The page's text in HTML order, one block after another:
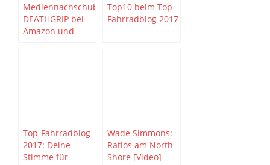
Mediennachschub:
DEATHGRIP bei
Amazon und
Top10 beim Top-
Fahrradblog 2017
Top-Fahrradblog
2017: Deine
Stimme für
Wade Simmons:
Ratlos am North
Shore [Video]